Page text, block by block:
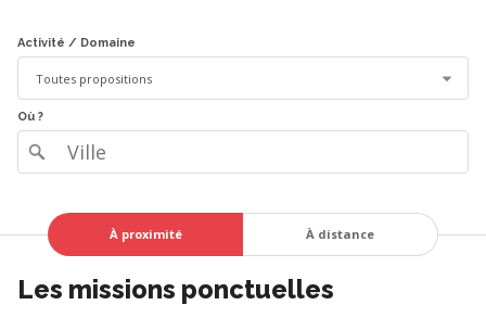
Activité / Domaine
Où ?
À proximité À distance
Les missions ponctuelles